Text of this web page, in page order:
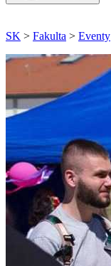
SK > Fakulta > Eventy